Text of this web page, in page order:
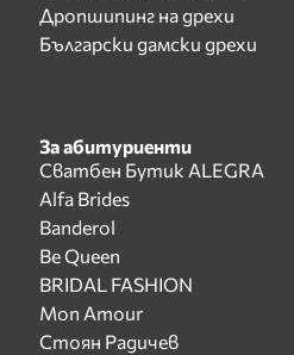
Дропшипинг на дрехи
Български дамски дрехи
За абитуриенти
Сватбен Бутик ALEGRA
Alfa Brides
Banderol
Be Queen
BRIDAL FASHION
Mon Amour
Стоян Радичев